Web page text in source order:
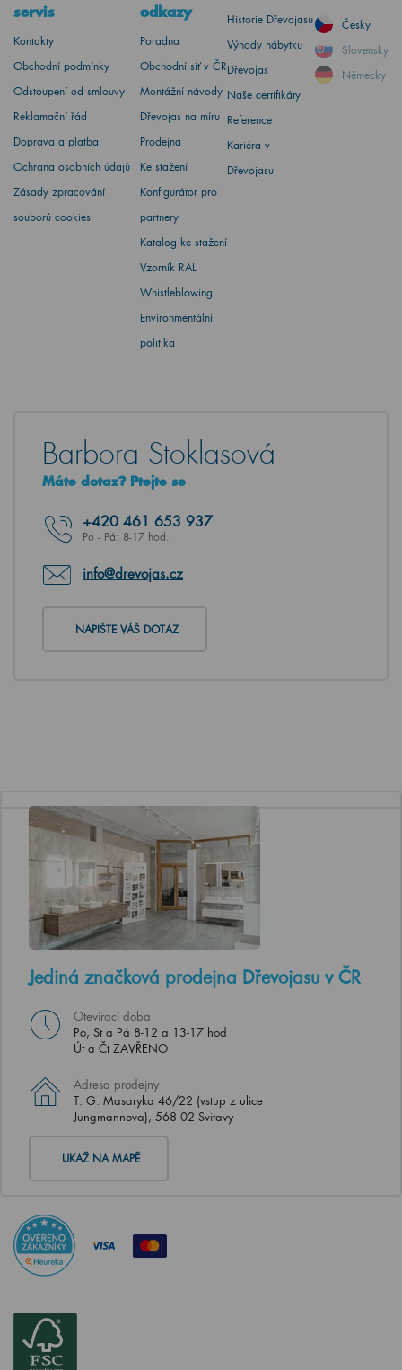
servis
Kontakty
Obchodní podmínky
Odstoupení od smlouvy
Reklamační řád
Doprava a platba
Ochrana osobních údajů
Zásady zpracování
souborů cookies
odkazy
Poradna
Obchodní síť v ČR
Montážní návody
Dřevojas na míru
Prodejna
Ke stažení
Konfigurátor pro
partnery
Katalog ke stažení
Vzorník RAL
Whistleblowing
Environmentální
politika
Historie Dřevojasu
Výhody nábytku
Dřevojas
Naše certifikáty
Reference
Kariéra v
Dřevojasu
Česky
Slovensky
Německy
Barbora Stoklasová
Máte dotaz? Ptejte se
+420 461 653 937
Po - Pá: 8-17 hod.
info@drevojas.cz
NAPIŠTE VÁŠ DOTAZ
Jediná značková prodejna Dřevojasu v ČR
Otevírací doba
Po, St a Pá 8-12 a 13-17 hod
Út a Čt ZAVŘENO
Adresa prodejny
T. G. Masaryka 46/22 (vstup z ulice
Jungmannova), 568 02 Svitavy
UKAŽ NA MAPĚ